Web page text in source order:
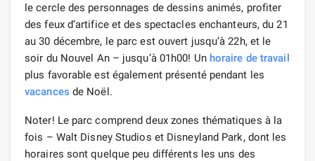
le cercle des personnages de dessins animés, profiter
des feux d’artifice et des spectacles enchanteurs, du 21
au 30 décembre, le parc est ouvert jusqu’à 22h, et le
soir du Nouvel An – jusqu’à 01h00! Un horaire de travail
plus favorable est également présenté pendant les
vacances de Noël.
Noter! Le parc comprend deux zones thématiques à la
fois – Walt Disney Studios et Disneyland Park, dont les
horaires sont quelque peu différents les uns des